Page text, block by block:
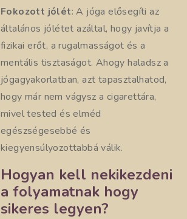
Fokozott jólét: A jóga elősegíti az
általános jólétet azáltal, hogy javítja a
fizikai erőt, a rugalmasságot és a
mentális tisztaságot. Ahogy haladsz a
jógagyakorlatban, azt tapasztalhatod,
hogy már nem vágysz a cigarettára,
mivel tested és elméd
egészségesebbé és
kiegyensúlyozottabbá válik.
Hogyan kell nekikezdeni
a folyamatnak hogy
sikeres legyen?